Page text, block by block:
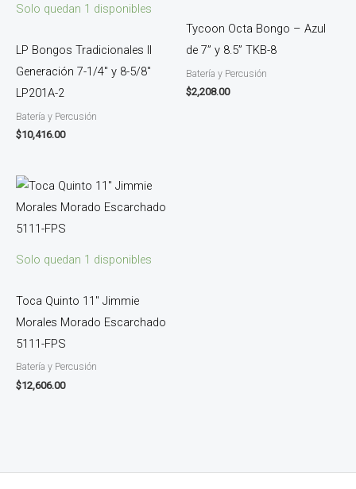
Solo quedan 1 disponibles
LP Bongos Tradicionales II
Generación 7-1/4″ y 8-5/8″
LP201A-2
Batería y Percusión
$10,416.00
Tycoon Octa Bongo – Azul
de 7” y 8.5” TKB-8
Batería y Percusión
$2,208.00
Solo quedan 1 disponibles
Toca Quinto 11″ Jimmie
Morales Morado Escarchado
5111-FPS
Batería y Percusión
$12,606.00